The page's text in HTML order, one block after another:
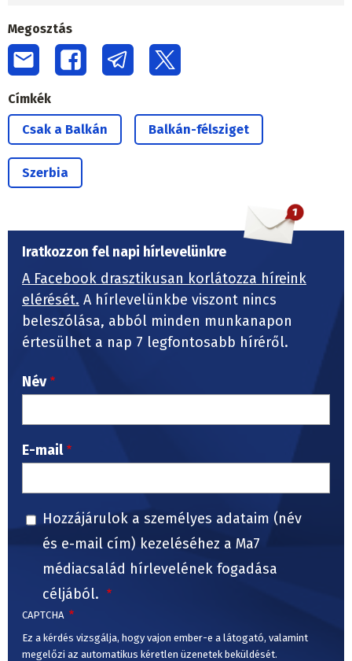
Megosztás
Címkék
Csak a Balkán Balkán-félsziget
Szerbia
Iratkozzon fel napi hírlevelünkre
A Facebook drasztikusan korlátozza híreink
elérését. A hírlevelünkbe viszont nincs
beleszólása, abból minden munkanapon
értesülhet a nap 7 legfontosabb híréről.
Név
E-mail
Hozzájárulok a személyes adataim (név
és e-mail cím) kezeléséhez a Ma7
médiacsalád hírlevelének fogadása
céljából.
CAPTCHA
Ez a kérdés vizsgálja, hogy vajon ember-e a látogató, valamint
megelőzi az automatikus kéretlen üzenetek beküldését.